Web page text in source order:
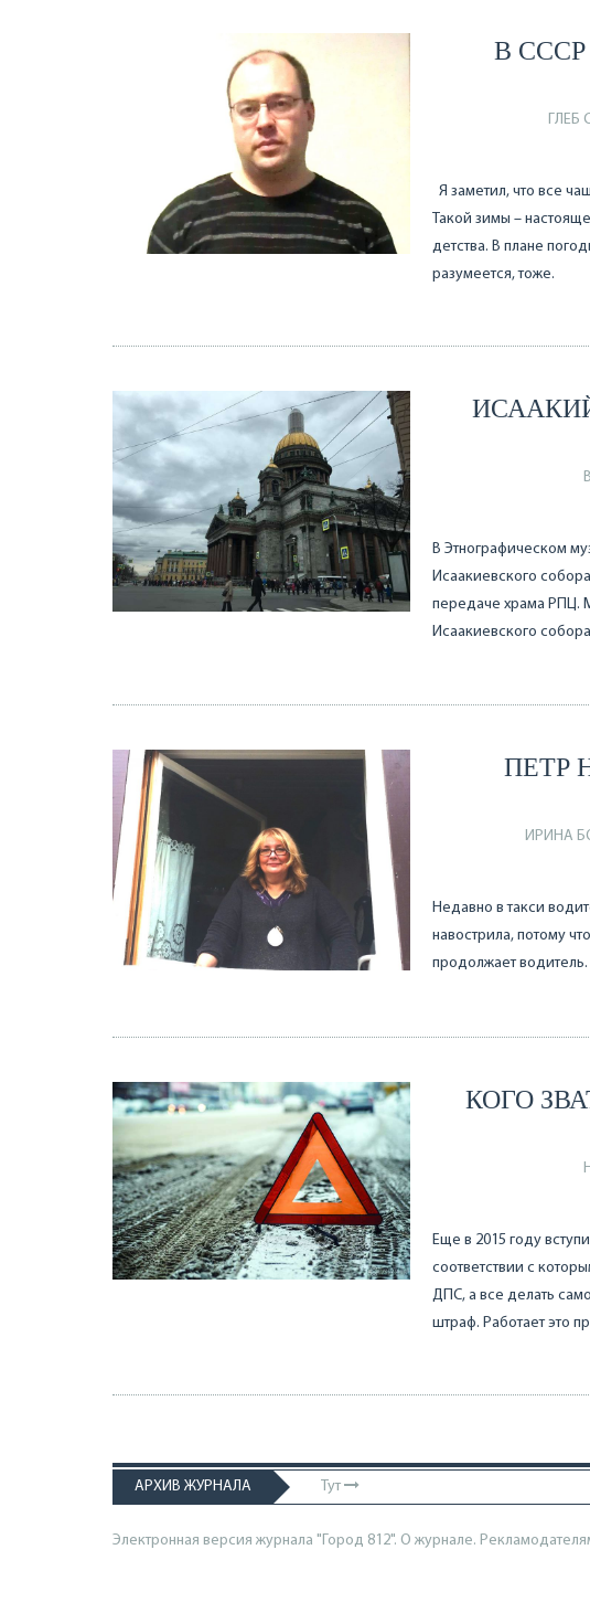
В
ГЛЕБ
Я заметил, что все
Такой зимы –
детства. В плане
разумеется, тоже.
В Этнографическом
Исаакиевского
передаче храма РПЦ.
Исаакиевского
ПЕТР
ИРИНА
Недавно в такси
навострила, потому
продолжает водитель.
КОГО
Еще в 2015 году
соответствии с
ДПС, а все делать
штраф. Работает это
АРХИВ ЖУРНАЛА Тут
Электронная версия журнала "Город 812". О журнале.